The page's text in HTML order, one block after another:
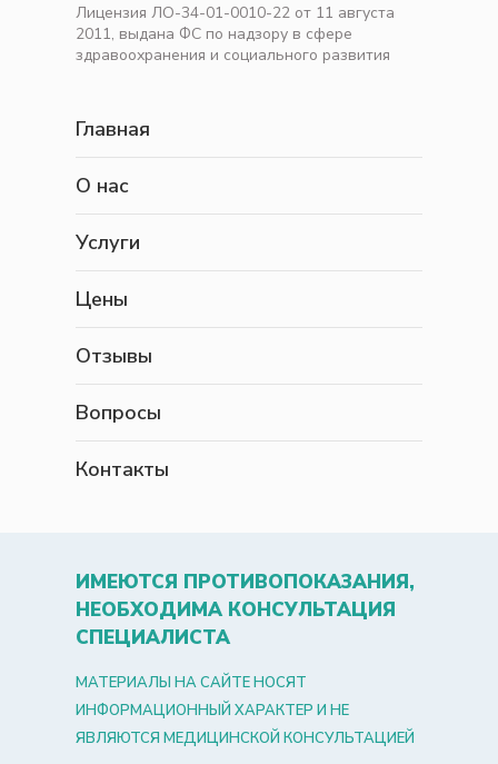
Лицензия ЛО-34-01-0010-22 от 11 августа
2011, выдана ФС по надзору в сфере
здравоохранения и социального развития
Главная
О нас
Услуги
Цены
Отзывы
Вопросы
Контакты
ИМЕЮТСЯ ПРОТИВОПОКАЗАНИЯ,
НЕОБХОДИМА КОНСУЛЬТАЦИЯ
СПЕЦИАЛИСТА
МАТЕРИАЛЫ НА САЙТЕ НОСЯТ
ИНФОРМАЦИОННЫЙ ХАРАКТЕР И НЕ
ЯВЛЯЮТСЯ МЕДИЦИНСКОЙ КОНСУЛЬТАЦИЕЙ